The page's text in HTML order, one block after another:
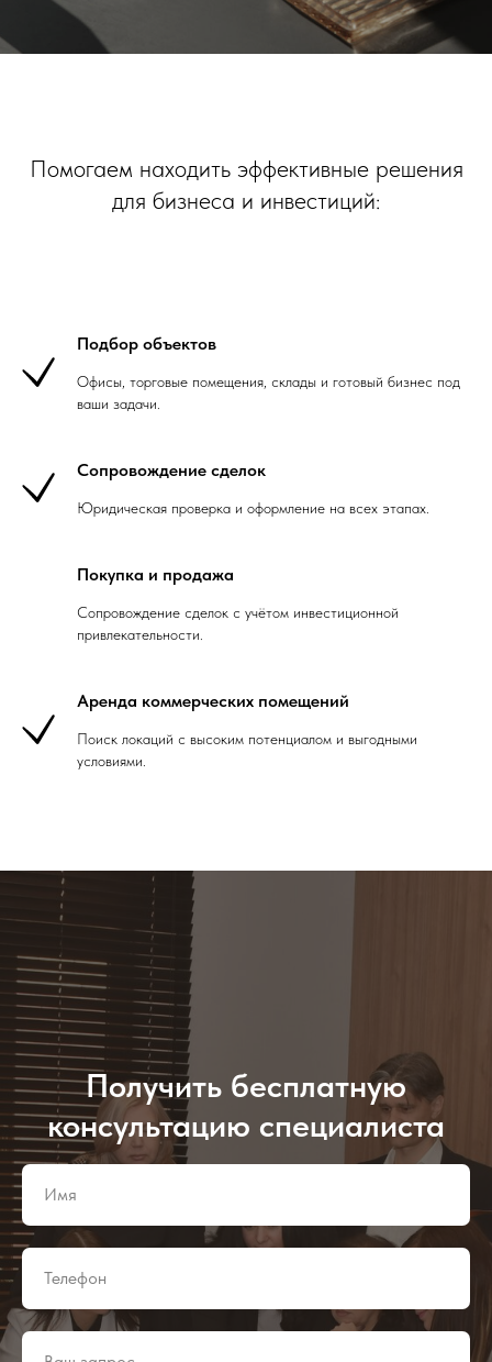
Помогаем находить эффективные решения
для бизнеса и инвестиций:
Подбор объектов
Офисы, торговые помещения, склады и готовый бизнес под
ваши задачи.
Сопровождение сделок
Юридическая проверка и оформление на всех этапах.
Покупка и продажа
Сопровождение сделок с учётом инвестиционной
привлекательности.
Аренда коммерческих помещений
Поиск локаций с высоким потенциалом и выгодными
условиями.
Получить бесплатную
консультацию специалиста
Имя
Телефон